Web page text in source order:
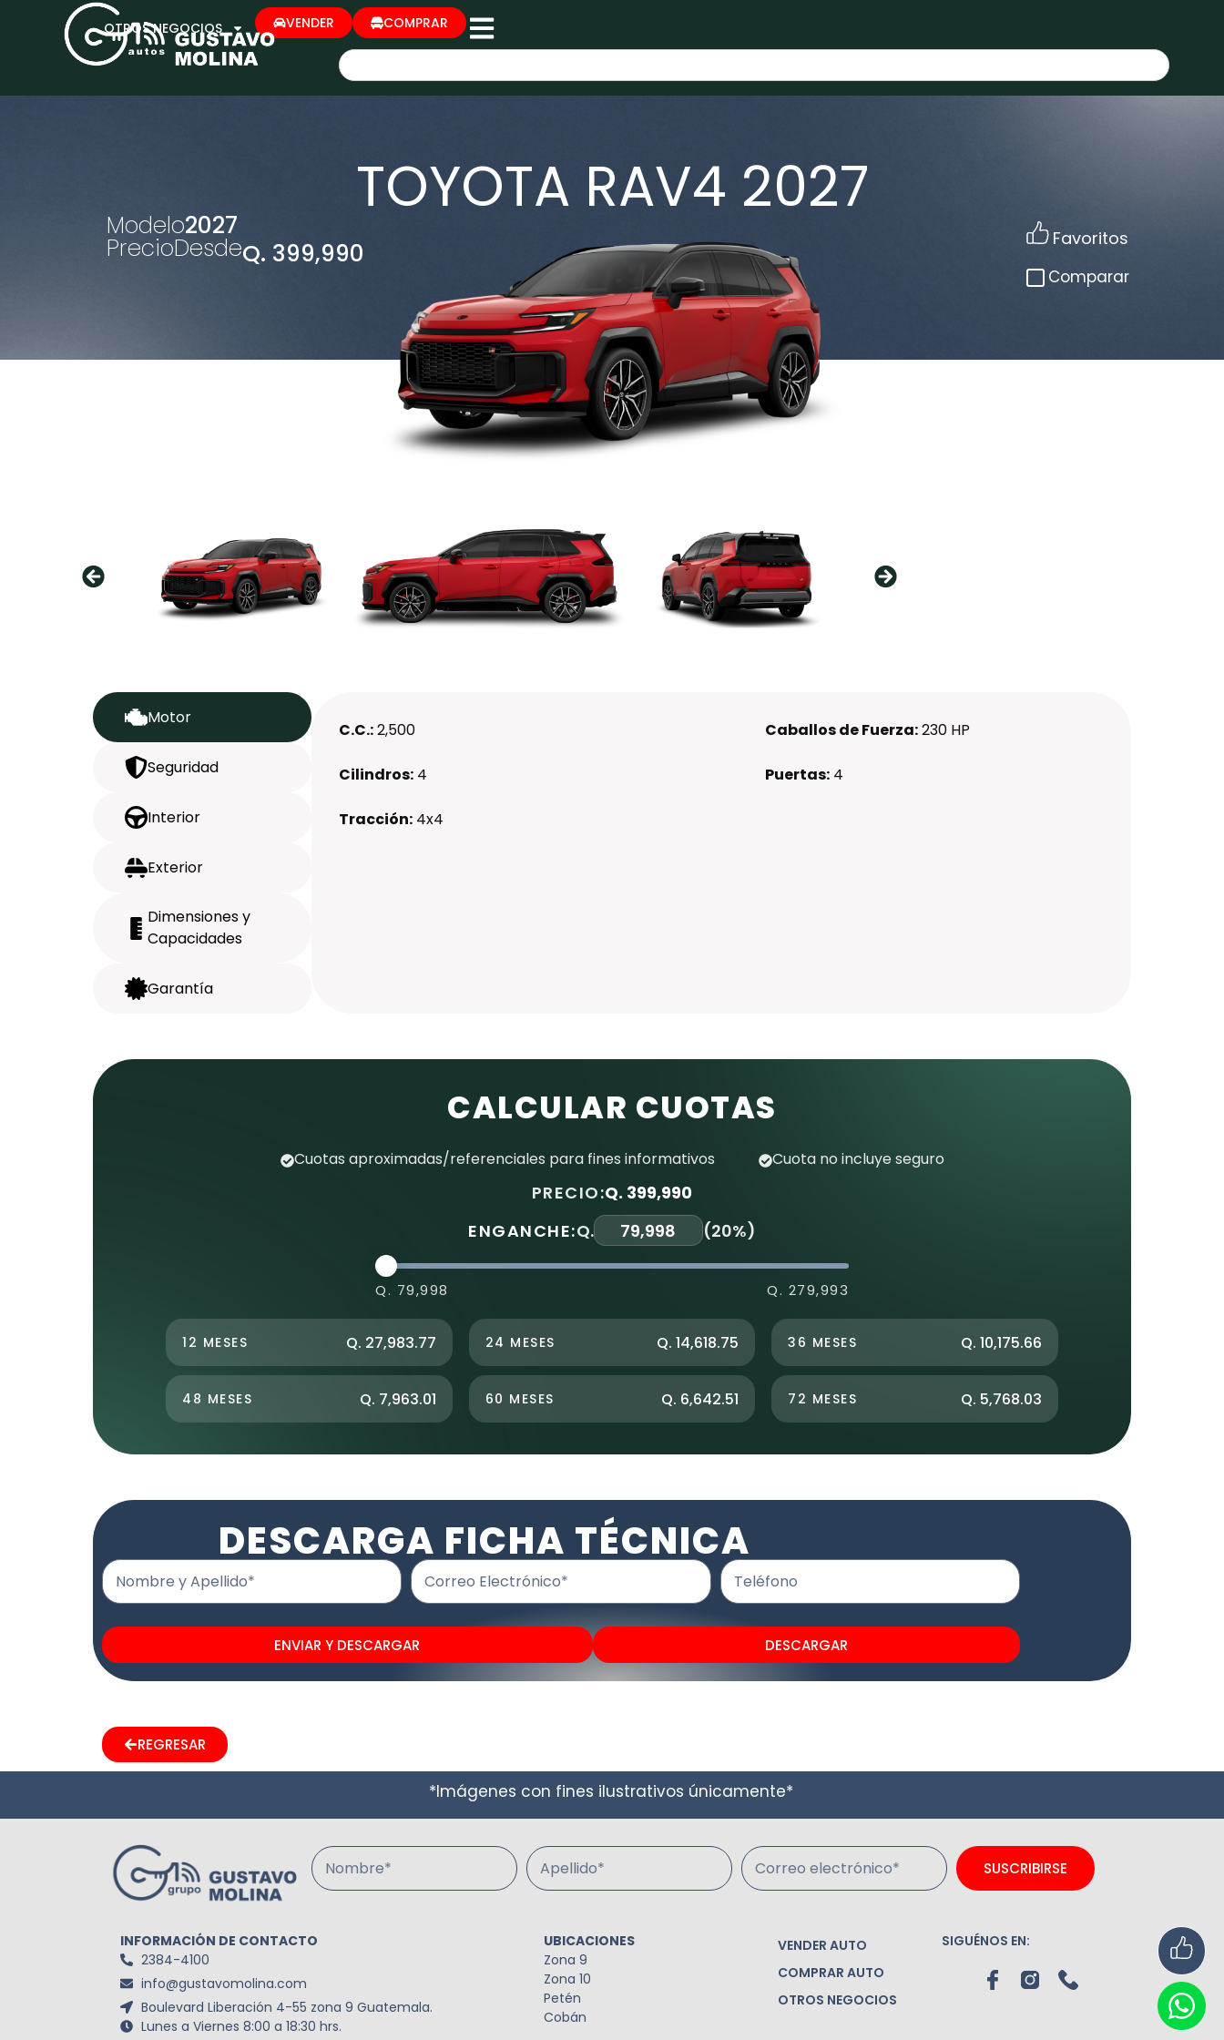
OTROS NEGOCIOS VENDER COMPRAR
TOYOTA RAV4 2027
Modelo2027
PrecioDesdeQ. 399,990 Favoritos
Comparar
Motor
Seguridad
Interior
Exterior
Dimensiones y
Capacidades
Garantía
C.C.:2,500 Caballos de Fuerza:230 HP
Cilindros: 4 Puertas: 4
Tracción: 4x4
CALCULAR CUOTAS
Cuotas aproximadas/referenciales para fines informativos Cuota no incluye seguro
PRECIO:Q. 399,990
ENGANCHE:Q. (20%)
Q. 79,998 Q. 279,993
12 MESES Q. 27,983.77 24 MESES Q. 14,618.75 36 MESES Q. 10,175.66
48 MESES Q. 7,963.01 60 MESES Q. 6,642.51 72 MESES Q. 5,768.03
DESCARGA FICHA TÉCNICA
Nombre y Apellido* Correo Electrónico* Teléfono
ENVIAR Y DESCARGAR DESCARGAR
REGRESAR
*Imágenes con fines ilustrativos únicamente*
Nombre* Apellido* Correo electrónico* SUSCRIBIRSE
INFORMACIÓN DE CONTACTO
2384-4100
info@gustavomolina.com
Boulevard Liberación 4-55 zona 9 Guatemala.
Lunes a Viernes 8:00 a 18:30 hrs.
UBICACIONES
Zona 9
Zona 10
Petén
Cobán
VENDER AUTO
COMPRAR AUTO
OTROS NEGOCIOS
SIGUÉNOS EN: